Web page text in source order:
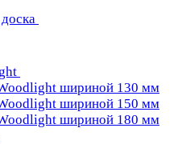
шириной 130 мм
шириной 150 мм
шириной 180 мм